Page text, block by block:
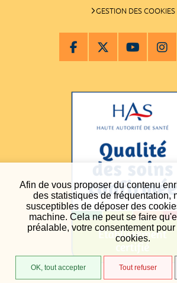
Afin de vous proposer du contenu
des statistiques de fréquentation,
susceptibles de déposer des
machine. Cela ne peut se faire
préalable, votre consentement
cookies.
OK, tout accepter Tout refuser
GESTION DES COOKIES